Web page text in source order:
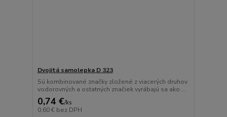
Dvojitá samolepka D 323
Sú kombinované značky zložené z viacerých druhov
vodorovných a ostatných značiek vyrábajú sa ako ...
0,74 €/ks
0,60 € bez DPH